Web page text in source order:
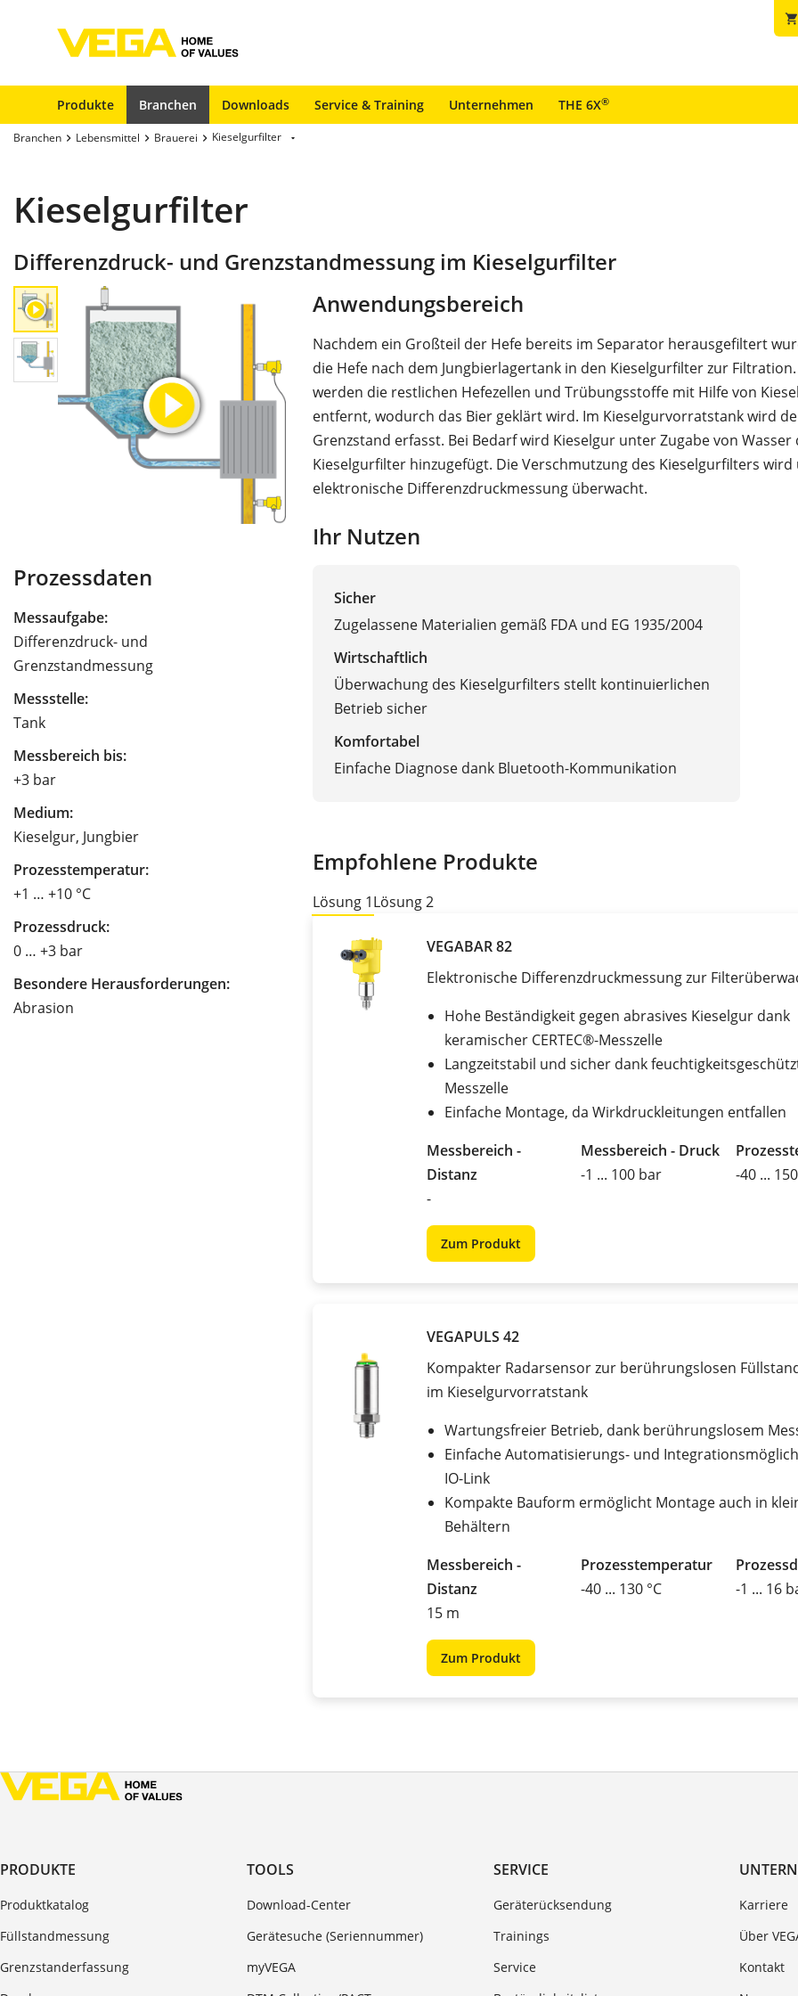
shopping_cart
Produkte Branchen Downloads Service & Training Unternehmen THE 6X®
Branchen Lebensmittel Brauerei Kieselgurfilter
Kieselgurfilter
Differenzdruck- und Grenzstandmessung im Kieselgurfilter
Prozessdaten
Messaufgabe:
Differenzdruck- und
Grenzstandmessung
Messstelle:
Tank
Messbereich bis:
+3 bar
Medium:
Kieselgur, Jungbier
Prozesstemperatur:
+1 … +10 °C
Prozessdruck:
0 … +3 bar
Besondere Herausforderungen:
Abrasion
Anwendungsbereich
Nachdem ein Großteil der Hefe bereits im Separator herausgefiltert
die Hefe nach dem Jungbierlagertank in den Kieselgurfilter zur
werden die restlichen Hefezellen und Trübungsstoffe mit Hilfe von
entfernt, wodurch das Bier geklärt wird. Im Kieselgurvorratstank wird
Grenzstand erfasst. Bei Bedarf wird Kieselgur unter Zugabe von Wasser
Kieselgurfilter hinzugefügt. Die Verschmutzung des Kieselgurfilters wird
elektronische Differenzdruckmessung überwacht.
Ihr Nutzen
Sicher
Zugelassene Materialien gemäß FDA und EG 1935/2004
Wirtschaftlich
Überwachung des Kieselgurfilters stellt kontinuierlichen
Betrieb sicher
Komfortabel
Einfache Diagnose dank Bluetooth-Kommunikation
Empfohlene Produkte
Lösung 1Lösung 2
VEGABAR 82
Elektronische Differenzdruckmessung zur
Hohe Beständigkeit gegen abrasives Kieselgur dank
keramischer CERTEC®-Messzelle
Langzeitstabil und sicher dank
Messzelle
Einfache Montage, da Wirkdruckleitungen entfallen
Messbereich -
Distanz
-
Messbereich - Druck
-1 ... 100 bar
-40 ...
Zum Produkt
VEGAPULS 42
Kompakter Radarsensor zur berührungslosen
im Kieselgurvorratstank
Wartungsfreier Betrieb, dank berührungslosem
Einfache Automatisierungs- und
IO-Link
Kompakte Bauform ermöglicht Montage auch in
Behältern
Messbereich -
Distanz
15 m
Prozesstemperatur
-40 ... 130 °C
-1 ... 16
Zum Produkt
PRODUKTE
Produktkatalog
Füllstandmessung
Grenzstanderfassung
TOOLS
Download-Center
Gerätesuche (Seriennummer)
myVEGA
SERVICE
Geräterücksendung
Trainings
Service
Karriere
Über
Kontakt